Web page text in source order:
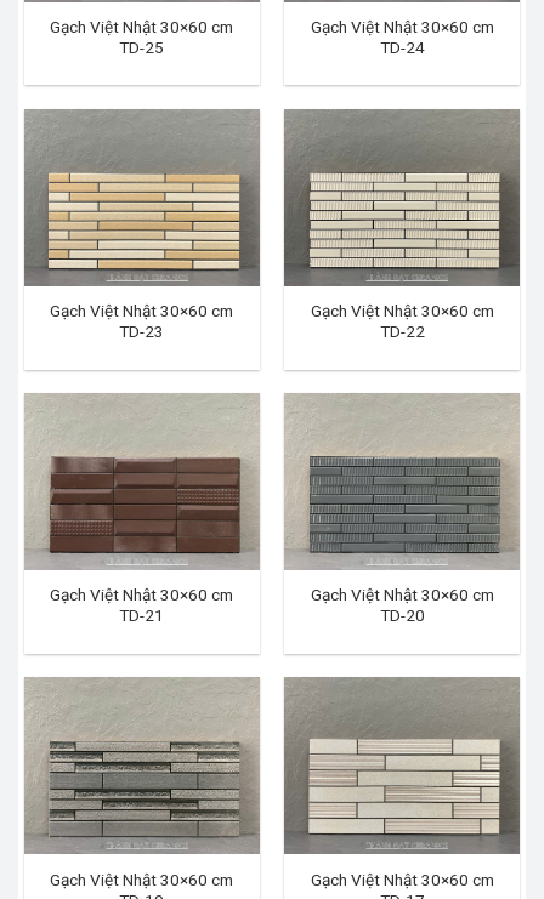
Gạch Việt Nhật 30×60 cm
TD-25
Gạch Việt Nhật 30×60 cm
TD-24
Gạch Việt Nhật 30×60 cm
TD-23
Gạch Việt Nhật 30×60 cm
TD-22
Gạch Việt Nhật 30×60 cm
TD-21
Gạch Việt Nhật 30×60 cm
TD-20
Gạch Việt Nhật 30×60 cm
Gạch Việt Nhật 30×60 cm